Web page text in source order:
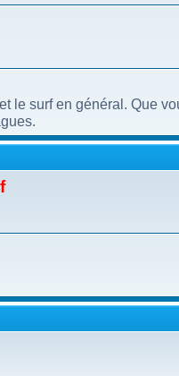
le surf en général. Que